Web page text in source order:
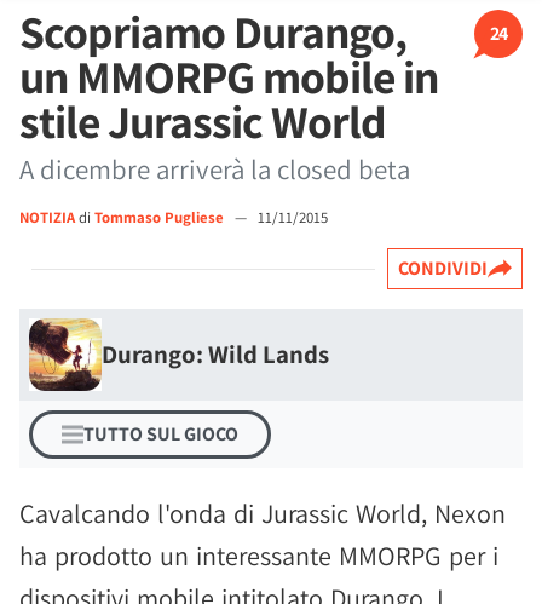
24
Scopriamo Durango,
un MMORPG mobile in
stile Jurassic World
A dicembre arriverà la closed beta
NOTIZIAdi Tommaso Pugliese — 11/11/2015
CONDIVIDI
Durango: Wild Lands
TUTTO SUL GIOCO
Cavalcando l'onda di Jurassic World, Nexon
ha prodotto un interessante MMORPG per i